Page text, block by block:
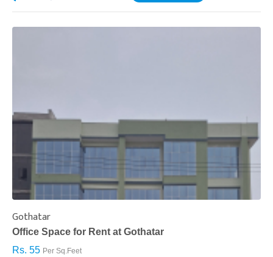
Gothatar
Office Space for Rent at Gothatar
Rs. 55 Per Sq.Feet